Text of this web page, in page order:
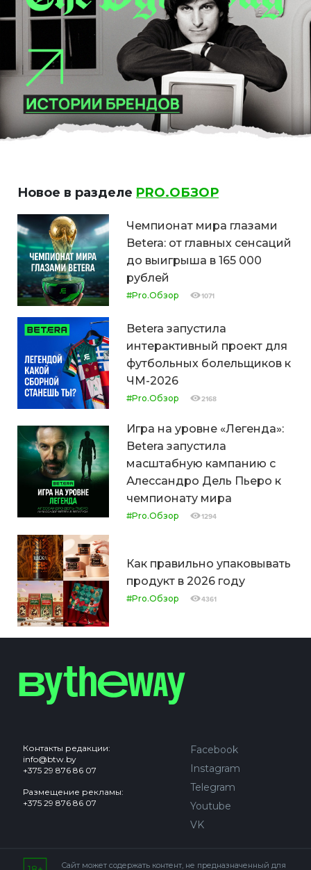
Новое в разделе PRO.ОБЗОР
Чемпионат мира глазами
Betera: от главных сенсаций
до выигрыша в 165 000
рублей
#Pro.Обзор 1071
Betera запустила
интерактивный проект для
футбольных болельщиков к
ЧМ-2026
#Pro.Обзор 2168
Игра на уровне «Легенда»:
Betera запустила
масштабную кампанию с
Алессандро Дель Пьеро к
чемпионату мира
#Pro.Обзор 1294
Как правильно упаковывать
продукт в 2026 году
#Pro.Обзор 4361
Контакты редакции:
info@btw.by
+375 29 876 86 07
Размещение рекламы:
+375 29 876 86 07
Facebook
Instagram
Telegram
Youtube
VK
Сайт может содержать контент, не предназначенный для